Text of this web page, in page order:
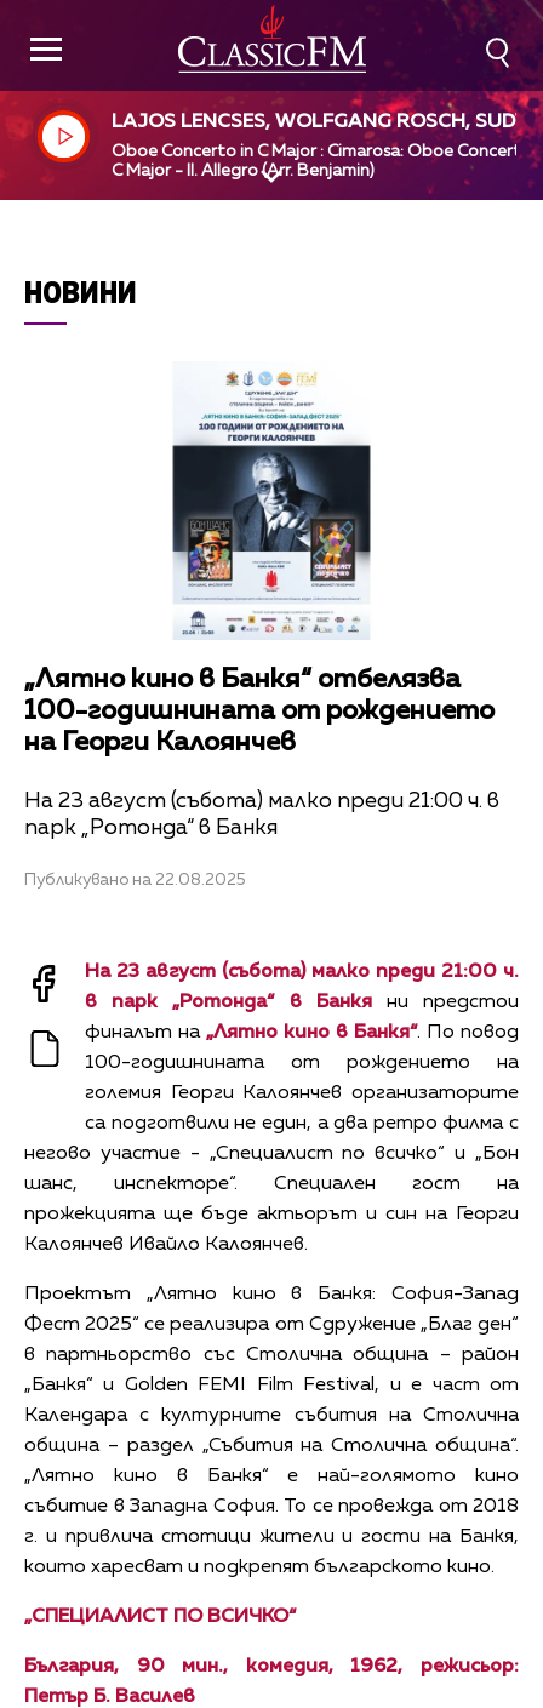
LAJOS LENCSES, WOLFGANG ROSCH,
STDEUTSCHES KAMMERORCHESTER
IM, PAUL ANGERER, DOMENICO CIMAROSA
Oboe Concerto in C Major : Cimarosa: Oboe Concerto
C Major - II. Allegro (Arr. Benjamin)
НОВИНИ
„Лятно кино в Банкя“ отбелязва
100-годишнината от рождението
на Георги Калоянчев
На 23 август (събота) малко преди 21:00 ч. в
парк „Ротонда“ в Банкя
Публикувано на 22.08.2025
На 23 август (събота) малко преди 21:00 ч.
в парк „Ротонда“ в Банкяни предстои
финалът на „Лятно кино в Банкя“. По повод
100-годишнината от рождението на
големия Георги Калоянчев организаторите
са подготвили не един, а два ретро филма с
негово участие - „Специалист по всичко“ и „Бон
шанс, инспекторе“. Специален гост на
прожекцията ще бъде актьорът и син на Георги
Калоянчев Ивайло Калоянчев.
Проектът „Лятно кино в Банкя: София-Запад
Фест 2025“ се реализира от Сдружение „Благ ден“
в партньорство със Столична община – район
„Банкя“ и Golden FEMI Film Festival, и е част от
Календара с културните събития на Столична
община – раздел „Събития на Столична община“.
„Лятно кино в Банкя“ е най-голямото кино
събитие в Западна София. То се провежда от 2018
г. и привлича стотици жители и гости на Банкя,
които харесват и подкрепят българското кино.
„СПЕЦИАЛИСТ ПО ВСИЧКО“
България, 90 мин., комедия, 1962, режисьор:
Петър Б. Василев